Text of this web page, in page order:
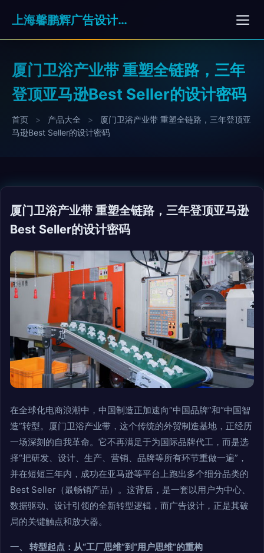
上海馨鹏辉广告设计有限公司
厦门卫浴产业带 重塑全链路，三年
登顶亚马逊Best Seller的设计密码
首页 > 产品大全 >
厦门卫浴产业带 重塑全链路，三年登顶亚
马逊Best Seller的设计密码
厦门卫浴产业带 重塑全链路，三年登顶亚马逊
Best Seller的设计密码
在全球化电商浪潮中，中国制造正加速向“中国品牌”和“中国智
造”转型。厦门卫浴产业带，这个传统的外贸制造基地，正经历
一场深刻的自我革命。它不再满足于为国际品牌代工，而是选
择“把研发、设计、生产、营销、品牌等所有环节重做一遍”，
并在短短三年内，成功在亚马逊等平台上跑出多个细分品类的
Best Seller（最畅销产品）。这背后，是一套以用户为中心、
数据驱动、设计引领的全新转型逻辑，而广告设计，正是其破
局的关键触点和放大器。
一、 转型起点：从“工厂思维”到“用户思维”的重构